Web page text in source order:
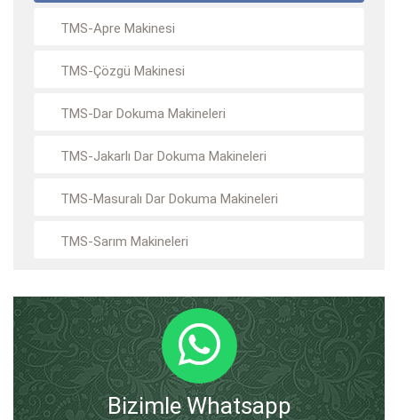
TMS-Apre Makinesi
TMS-Çözgü Makinesi
TMS-Dar Dokuma Makineleri
TMS-Jakarlı Dar Dokuma Makineleri
TMS-Masuralı Dar Dokuma Makineleri
TMS-Sarım Makineleri
Bizimle Whatsapp